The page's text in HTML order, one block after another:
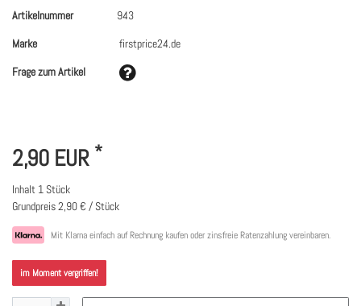
Artikelnummer
943
Marke
firstprice24.de
Frage zum Artikel
2,90 EUR *
Inhalt 1 Stück
Grundpreis2,90 € / Stück
Mit Klarna einfach auf Rechnung kaufen oder zinsfreie Ratenzahlung vereinbaren.
im Moment vergriffen!